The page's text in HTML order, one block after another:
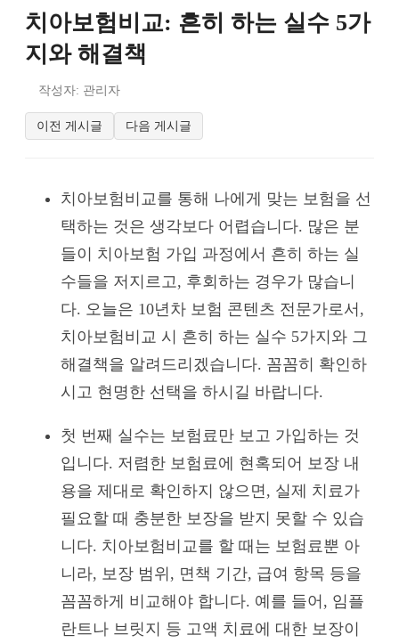
치아보험비교: 흔히 하는 실수 5가
지와 해결책
작성자: 관리자
이전 게시글 다음 게시글
치아보험비교를 통해 나에게 맞는 보험을 선
택하는 것은 생각보다 어렵습니다. 많은 분
들이 치아보험 가입 과정에서 흔히 하는 실
수들을 저지르고, 후회하는 경우가 많습니
다. 오늘은 10년차 보험 콘텐츠 전문가로서,
치아보험비교 시 흔히 하는 실수 5가지와 그
해결책을 알려드리겠습니다. 꼼꼼히 확인하
시고 현명한 선택을 하시길 바랍니다.
첫 번째 실수는 보험료만 보고 가입하는 것
입니다. 저렴한 보험료에 현혹되어 보장 내
용을 제대로 확인하지 않으면, 실제 치료가
필요할 때 충분한 보장을 받지 못할 수 있습
니다. 치아보험비교를 할 때는 보험료뿐 아
니라, 보장 범위, 면책 기간, 급여 항목 등을
꼼꼼하게 비교해야 합니다. 예를 들어, 임플
란트나 브릿지 등 고액 치료에 대한 보장이